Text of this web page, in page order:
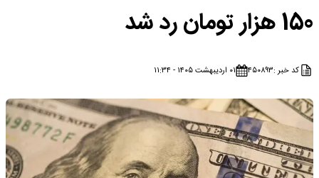
150 هزار تومان رد شد
کد خبر :۴۵۰۸۹۳ ۰۱ اردیبهشت ۱۴۰۵ - ۱۱:۳۴